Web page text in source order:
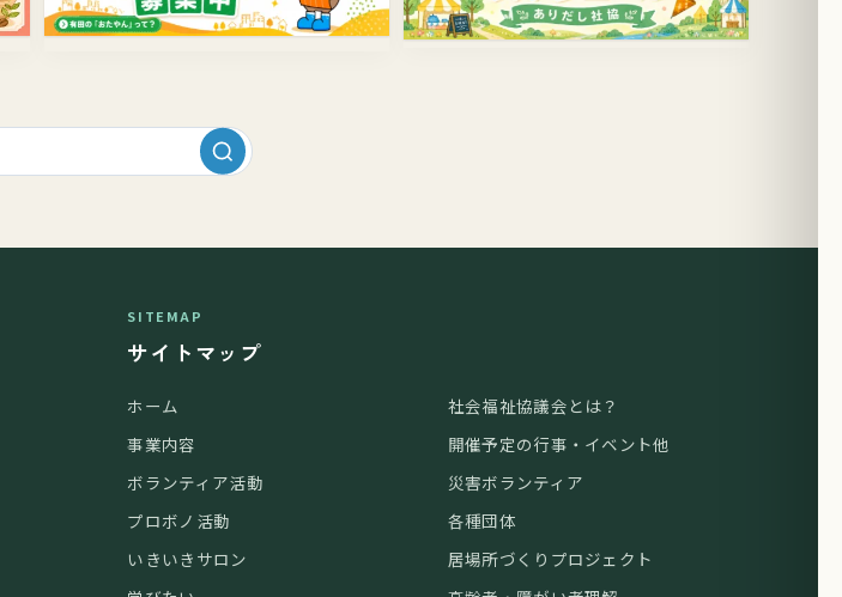
SITEMAP
サイトマップ
ホーム
社会福祉協議会とは？
事業内容
開催予定の行事・イベント他
ボランティア活動
災害ボランティア
プロボノ活動
各種団体
いきいきサロン
居場所づくりプロジェクト